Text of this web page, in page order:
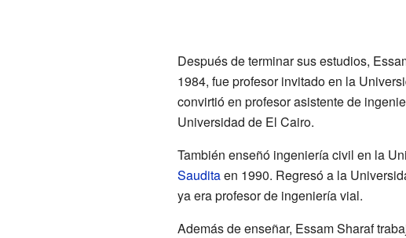
Después de terminar sus estudios,
1984, fue profesor invitado en la
convirtió en profesor asistente de
Universidad de El Cairo.
También enseñó ingeniería civil en la
Sauditaen 1990. Regresó a la
ya era profesor de ingeniería vial.
Además de enseñar, Essam Sharaf